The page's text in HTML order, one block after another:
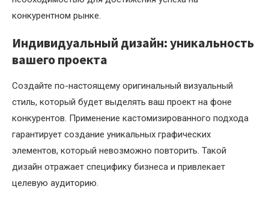
конкурентном рынке.
Индивидуальный дизайн: уникальность
вашего проекта
Создайте по-настоящему оригинальный визуальный
стиль, который будет выделять ваш проект на фоне
конкурентов. Применение кастомизированного подхода
гарантирует создание уникальных графических
элементов, который невозможно повторить. Такой
дизайн отражает специфику бизнеса и привлекает
целевую аудиторию.